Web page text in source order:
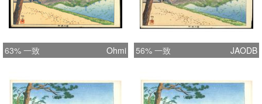
63% 一致 Ohmi 56% 一致 JAODB